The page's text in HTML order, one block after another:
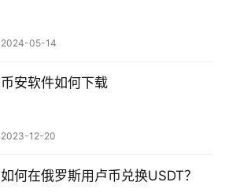
2024-05-14
币安软件如何下载
2023-12-20
如何在俄罗斯用卢币兑换USDT？